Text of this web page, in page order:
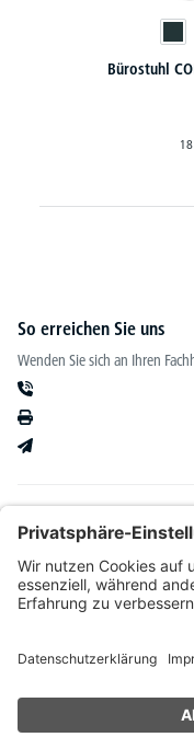
I - Synchron-Mechanik
So erreichen Sie uns
Wenden Sie sich an Ihren
Kataloge & mehr
Betriebseinrichtung. Wir
Wahl der Zahlungsabwicklung